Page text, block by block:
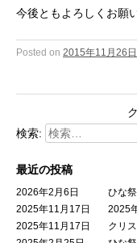
今後ともよろしくお願
Posted on 2015年11月26日
検索:
最近の投稿
2026年2月6日
ひな
2025年11月17日
2025
2025年11月17日
クリ